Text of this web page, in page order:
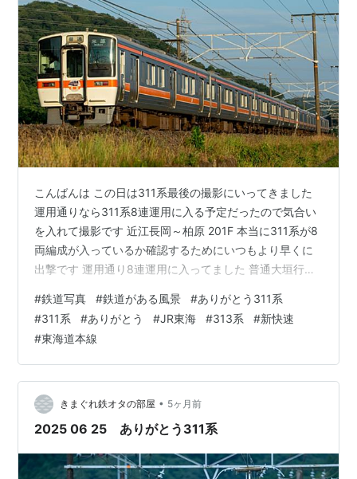
こんばんは この日は311系最後の撮影にいってきました
運用通りなら311系8連運用に入る予定だったので気合い
を入れて撮影です 近江長岡～柏原 201F 本当に311系が8
両編成が入っているか確認するためにいつもより早くに
出撃です 運用通り8連運用に入ってました 普通大垣行
速豊橋行 313系5000番台(Y111編) 2308F 最後のの311系
撮影です 最後も晴れてくれて大満足でした 新快速豊橋行
311系(G11編成+G1編成 ) 撮影はこれで終わりです。 最後
までご覧いただきありがとうございました。
#鉄道写真 #鉄道がある風景 #ありがとう311系
#311系 #ありがとう #JR東海 #313系 #新快速
#東海道本線
きまぐれ鉄オタの部屋 • 5ヶ月前
2025 06 25 ありがとう311系